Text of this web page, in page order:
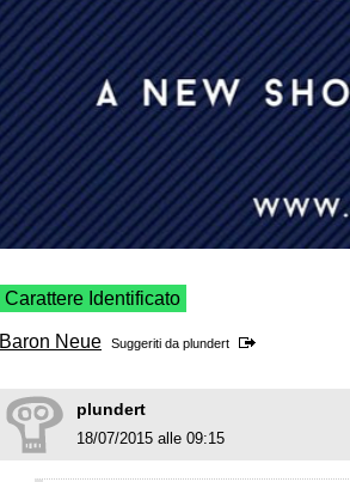
Carattere Identificato
Baron Neue Suggeriti da plundert
plundert
18/07/2015 alle 09:15